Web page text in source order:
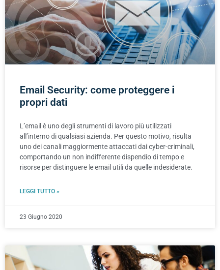
Email Security: come proteggere i
propri dati
L’email è uno degli strumenti di lavoro più utilizzati
all’interno di qualsiasi azienda. Per questo motivo, risulta
uno dei canali maggiormente attaccati dai cyber-criminali,
comportando un non indifferente dispendio di tempo e
risorse per distinguere le email utili da quelle indesiderate.
LEGGI TUTTO »
23 Giugno 2020